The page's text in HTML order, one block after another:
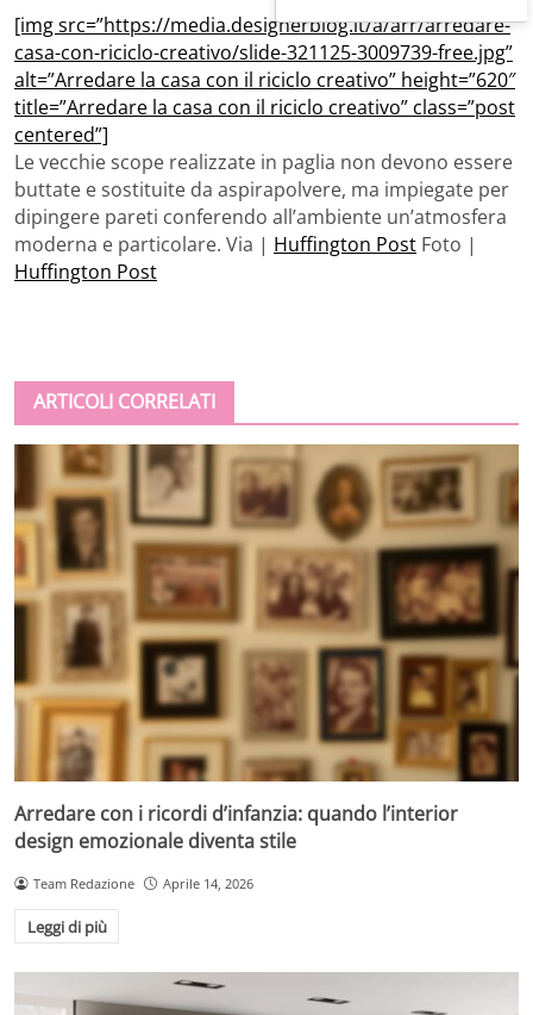
[img src=”https://media.designerblog.it/a/arr/arredare-
casa-con-riciclo-creativo/slide-321125-3009739-free.jpg”
alt=”Arredare la casa con il riciclo creativo” height=”620″
title=”Arredare la casa con il riciclo creativo” class=”post
centered”]
Le vecchie scope realizzate in paglia non devono essere
buttate e sostituite da aspirapolvere, ma impiegate per
dipingere pareti conferendo all’ambiente un’atmosfera
moderna e particolare. Via | Huffington Post Foto |
Huffington Post
ARTICOLI CORRELATI
Arredare con i ricordi d’infanzia: quando l’interior
design emozionale diventa stile
Team Redazione Aprile 14, 2026
Leggi di più